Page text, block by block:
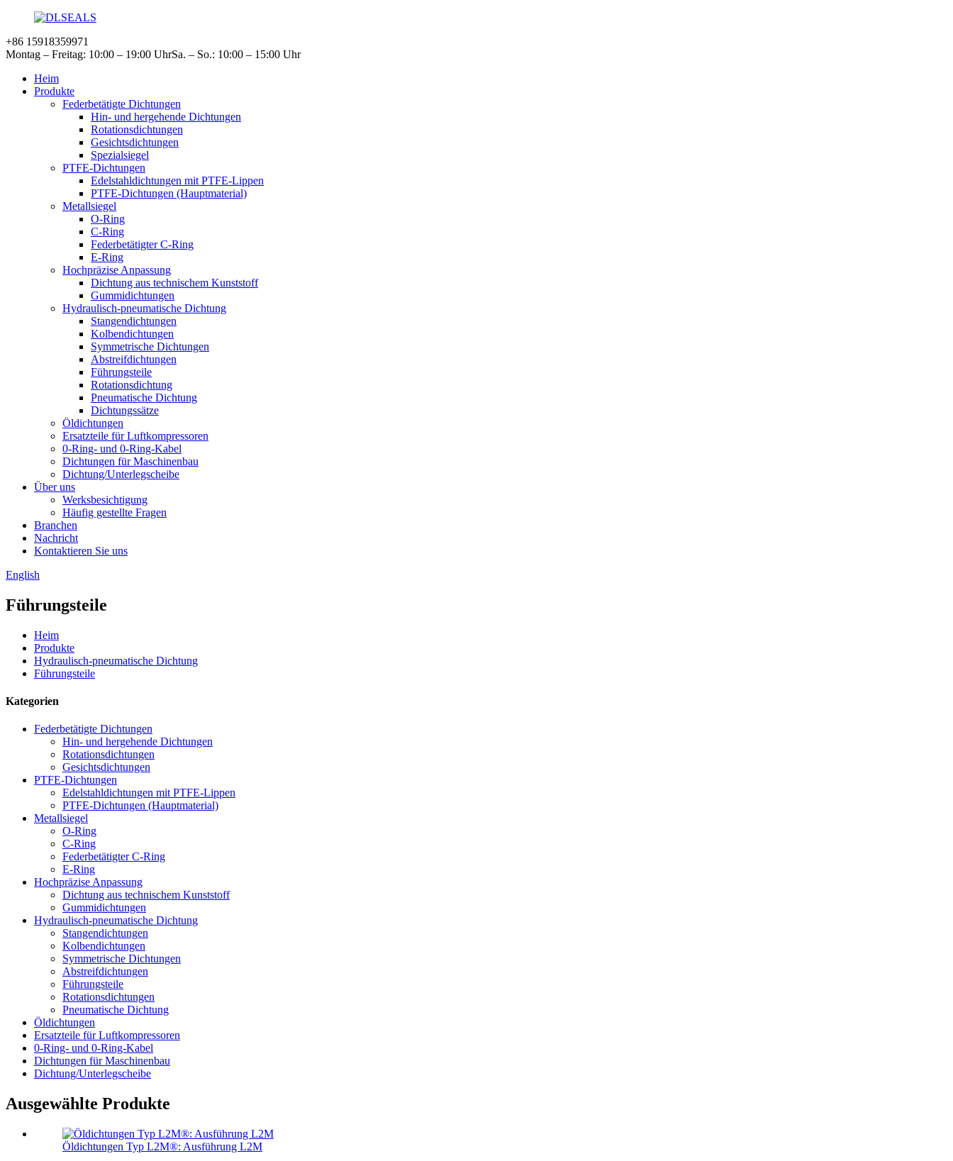
+86 15918359971
Montag – Freitag: 10:00 – 19:00 UhrSa. – So.: 10:00 – 15:00 Uhr
Heim
Produkte
Federbetätigte Dichtungen
Hin- und hergehende Dichtungen
Rotationsdichtungen
Gesichtsdichtungen
Spezialsiegel
PTFE-Dichtungen
Edelstahldichtungen mit PTFE-Lippen
PTFE-Dichtungen (Hauptmaterial)
Metallsiegel
O-Ring
C-Ring
Federbetätigter C-Ring
E-Ring
Hochpräzise Anpassung
Dichtung aus technischem Kunststoff
Gummidichtungen
Hydraulisch-pneumatische Dichtung
Stangendichtungen
Kolbendichtungen
Symmetrische Dichtungen
Abstreifdichtungen
Führungsteile
Rotationsdichtung
Pneumatische Dichtung
Dichtungssätze
Öldichtungen
Ersatzteile für Luftkompressoren
0-Ring- und 0-Ring-Kabel
Dichtungen für Maschinenbau
Dichtung/Unterlegscheibe
Über uns
Werksbesichtigung
Häufig gestellte Fragen
Branchen
Nachricht
Kontaktieren Sie uns
English
Führungsteile
Heim
Produkte
Hydraulisch-pneumatische Dichtung
Führungsteile
Kategorien
Federbetätigte Dichtungen
Hin- und hergehende Dichtungen
Rotationsdichtungen
Gesichtsdichtungen
PTFE-Dichtungen
Edelstahldichtungen mit PTFE-Lippen
PTFE-Dichtungen (Hauptmaterial)
Metallsiegel
O-Ring
C-Ring
Federbetätigter C-Ring
E-Ring
Hochpräzise Anpassung
Dichtung aus technischem Kunststoff
Gummidichtungen
Hydraulisch-pneumatische Dichtung
Stangendichtungen
Kolbendichtungen
Symmetrische Dichtungen
Abstreifdichtungen
Führungsteile
Rotationsdichtungen
Pneumatische Dichtung
Öldichtungen
Ersatzteile für Luftkompressoren
0-Ring- und 0-Ring-Kabel
Dichtungen für Maschinenbau
Dichtung/Unterlegscheibe
Ausgewählte Produkte
Öldichtungen Typ L2M®: Ausführung L2M